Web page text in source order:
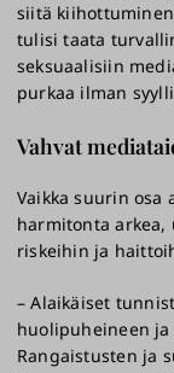
siitä
tulisi taata
seksuaalisiin
purkaa ilman
Vahvat
Vaikka suurin osa
harmitonta arkea,
riskeihin ja
– Alaikäiset
huolipuheineen
Rangaistusten ja